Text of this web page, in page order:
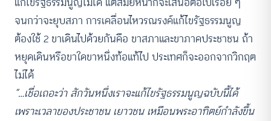
จนกว่าจะยุบสภา การเคลื่อนไหวรณรงค์แก้ไขรัฐธรรมนูญ
ต้องใช้ 2 ขาเดินไปด้วยกันคือ ขาสภาและขาภาคประชาชน ถ้า
หยุดเดินหรือขาใดขาหนึ่งท้อแท้ไป ประเทศก็จะออกจากวิกฤต
ไม่ได้
“…เชื่อเถอะว่า สักวันหนึ่งเราจะแก้ไขรัฐธรรมนูญฉบับนี้ได้
เพราะเวลาของประชาชน เยาวชน เหมือนพระอาทิตย์กำลังขึ้น